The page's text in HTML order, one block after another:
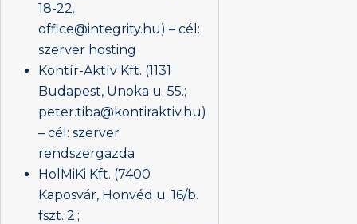
18-22.;
office@integrity.hu) – cél:
szerver hosting
Kontír-Aktív Kft. (1131
Budapest, Unoka u. 55.;
peter.tiba@kontiraktiv.hu)
– cél: szerver
rendszergazda
HolMiKi Kft. (7400
Kaposvár, Honvéd u. 16/b.
fszt. 2.;